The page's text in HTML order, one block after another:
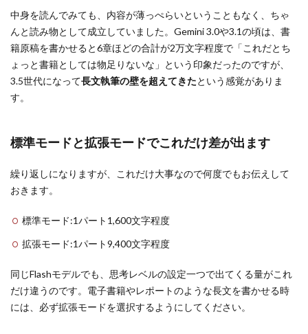
中身を読んでみても、内容が薄っぺらいということもなく、ちゃ
んと読み物として成立していました。Gemini 3.0や3.1の頃は、書
籍原稿を書かせると6章ほどの合計が2万文字程度で「これだとち
ょっと書籍としては物足りないな」という印象だったのですが、
3.5世代になって長文執筆の壁を超えてきたという感覚がありま
す。
標準モードと拡張モードでこれだけ差が出ます
繰り返しになりますが、これだけ大事なので何度でもお伝えして
おきます。
標準モード:1パート1,600文字程度
拡張モード:1パート9,400文字程度
同じFlashモデルでも、思考レベルの設定一つで出てくる量がこれ
だけ違うのです。電子書籍やレポートのような長文を書かせる時
には、必ず拡張モードを選択するようにしてください。